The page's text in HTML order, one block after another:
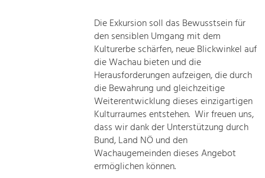
Die Exkursion soll das Bewusstsein für
den sensiblen Umgang mit dem
Kulturerbe schärfen, neue Blickwinkel auf
die Wachau bieten und die
Herausforderungen aufzeigen, die durch
die Bewahrung und gleichzeitige
Weiterentwicklung dieses einzigartigen
Kulturraumes entstehen. Wir freuen uns,
dass wir dank der Unterstützung durch
Bund, Land NÖ und den
Wachaugemeinden dieses Angebot
ermöglichen können.